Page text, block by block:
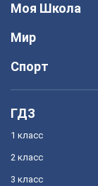
Моя Школа
Мир
Спорт
ГДЗ
1 класс
2 класс
3 класс